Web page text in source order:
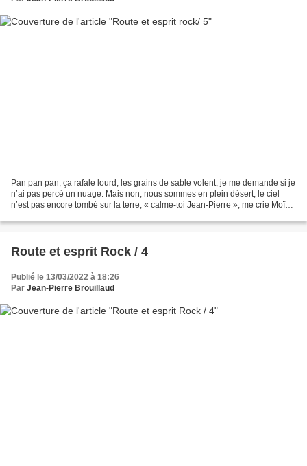
Pan pan pan, ça rafale lourd, les grains de sable volent, je me demande si je
n’ai pas percé un nuage. Mais non, nous sommes en plein désert, le ciel
n’est pas encore tombé sur la terre, « calme-toi Jean-Pierre », me crie Moïse
Route et esprit Rock / 4
Publié le 13/03/2022 à 18:26
Par Jean-Pierre Brouillaud